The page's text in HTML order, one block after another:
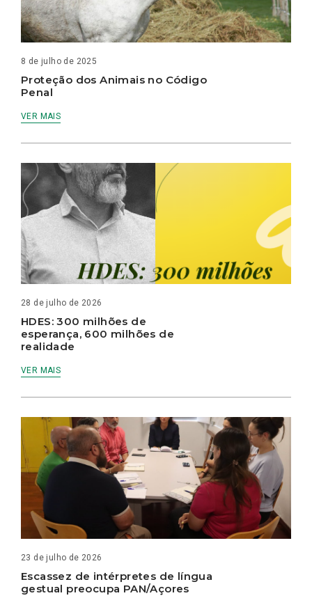
8 de julho de 2025
Proteção dos Animais no Código
Penal
VER MAIS
28 de julho de 2026
HDES: 300 milhões de
esperança, 600 milhões de
realidade
VER MAIS
23 de julho de 2026
Escassez de intérpretes de língua
gestual preocupa PAN/Açores